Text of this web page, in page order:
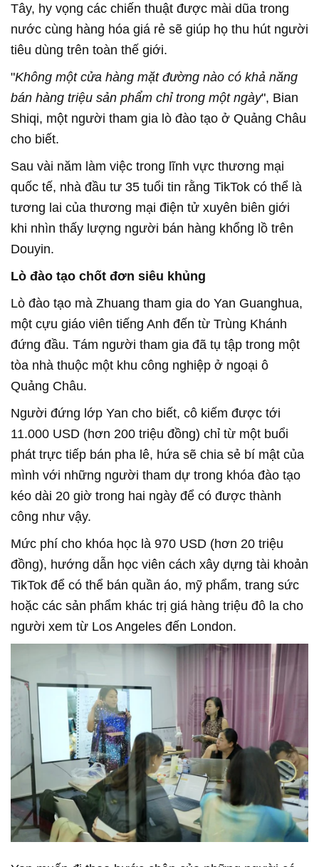
Tây, hy vọng các chiến thuật được mài dũa trong
nước cùng hàng hóa giá rẻ sẽ giúp họ thu hút người
tiêu dùng trên toàn thế giới.
"Không một cửa hàng mặt đường nào có khả năng
bán hàng triệu sản phẩm chỉ trong một ngày", Bian
Shiqi, một người tham gia lò đào tạo ở Quảng Châu
cho biết.
Sau vài năm làm việc trong lĩnh vực thương mại
quốc tế, nhà đầu tư 35 tuổi tin rằng TikTok có thể là
tương lai của thương mại điện tử xuyên biên giới
khi nhìn thấy lượng người bán hàng khổng lồ trên
Douyin.
Lò đào tạo chốt đơn siêu khủng
Lò đào tạo mà Zhuang tham gia do Yan Guanghua,
một cựu giáo viên tiếng Anh đến từ Trùng Khánh
đứng đầu. Tám người tham gia đã tụ tập trong một
tòa nhà thuộc một khu công nghiệp ở ngoại ô
Quảng Châu.
Người đứng lớp Yan cho biết, cô kiếm được tới
11.000 USD (hơn 200 triệu đồng) chỉ từ một buổi
phát trực tiếp bán pha lê, hứa sẽ chia sẻ bí mật của
mình với những người tham dự trong khóa đào tạo
kéo dài 20 giờ trong hai ngày để có được thành
công như vậy.
Mức phí cho khóa học là 970 USD (hơn 20 triệu
đồng), hướng dẫn học viên cách xây dựng tài khoản
TikTok để có thể bán quần áo, mỹ phẩm, trang sức
hoặc các sản phẩm khác trị giá hàng triệu đô la cho
người xem từ Los Angeles đến London.